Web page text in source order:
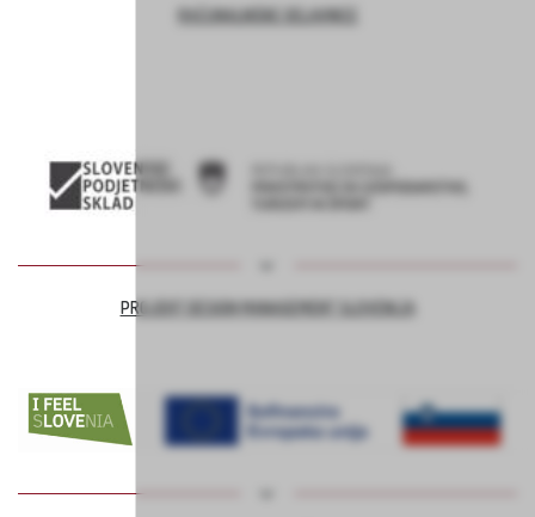
RAČUNALNIŠKE DELAVNICE
PROJEKT DESIGN MANAGEMENT SLOVENIJA